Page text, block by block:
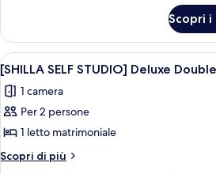
Family
Room,
City
View
+
LOTTE
Duty
Free
FREE
PKG]
Deluxe
Family
Room,
City
+
LOTTE
Duty
Scopri
Apri
tutte
le
foto
per
[SHILLA
Un
9
[SHILLA SELF STUDIO] Deluxe
1 camera
Per 2 persone
1 letto matrimoniale
Scopri di più
Altri